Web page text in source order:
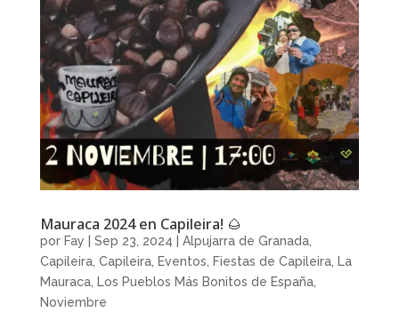
Mauraca 2024 en Capileira! 🌰
por Fay Sep 23, 2024 Alpujarra de Granada,
Capileira, Capileira, Eventos Fiestas de Capileira, La
Mauraca, Los Pueblos Más Bonitos de España,
Noviembre